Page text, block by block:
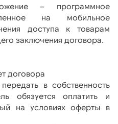
– программное
на мобильное
доступа к товарам
заключения договора.
договора
в собственность
обязуется оплатить и
на условиях оферты в